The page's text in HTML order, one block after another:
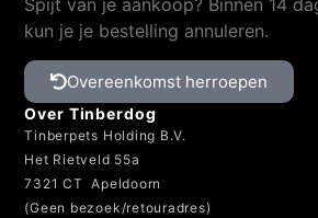
Spijt van je aankoop? Binnen 14
kun je je bestelling annuleren.
Overeenkomst herroepen
Over Tinberdog
Tinberpets Holding B.V.
Het Rietveld 55a
7321 CT Apeldoorn
(Geen bezoek/retouradres)